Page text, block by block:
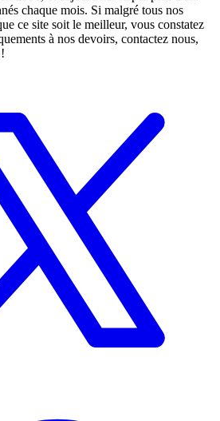
chaque mois. Si malgré tous nos
ce site soit le meilleur, vous constatez
à nos devoirs, contactez nous,